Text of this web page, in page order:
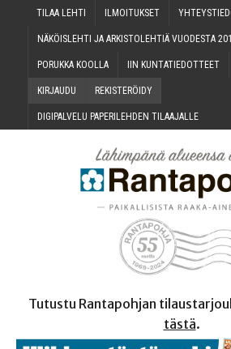
TILAA LEH­TI ILMOI­TUK­SET
NÄKÖIS­LEH­TI JA ARKIS­TO­LEH­TIÄ VUO­DES­TA
PORUK­KA KOOLLA IIN KUN­TA­TIE­DOT­TEET
KIR­JAU­DU REKIS­TE­RÖI­DY
DIGI­PAL­VE­LU PAPE­RI­LEH­DEN TILAAJALLE
Tutustu Rantapohjan
tästä.